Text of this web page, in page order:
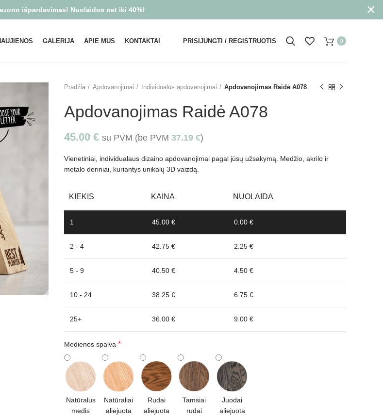
GALERIJA APIE MUS KONTAKTAI PRISIJUNGTI / REGISTRUOTIS 0
Pradžia Apdovanojimai Individualūs apdovanojimai Apdovanojimas Raidė A078
Apdovanojimas Raidė A078
45.00 € su PVM (be PVM 37.19 €)
Vienetiniai, individualaus dizaino apdovanojimai pagal jūsų užsakymą. Medžio, akrilo ir
metalo deriniai, kuriantys unikalų 3D vaizdą.
KIEKIS KAINA NUOLAIDA
1 45.00 € 0.00 €
2 - 4 42.75 € 2.25 €
5 - 9 40.50 € 4.50 €
10 - 24 38.25 € 6.75 €
25+ 36.00 € 9.00 €
Medienos spalva *
Natūralus
medis
Natūraliai
aliejuota
Rudai
aliejuota
Tamsiai
rudai
Juodai
aliejuota
išpardavimas! Nuolaidos net iki 40%!